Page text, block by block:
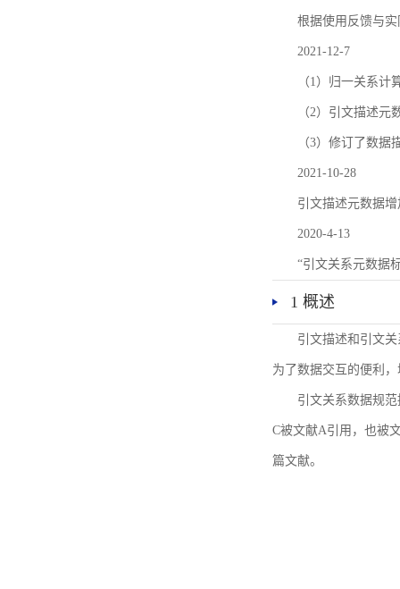
根据使用反馈与
2021-12-7
（1）归一关系
（2）引文描述元
（3）修订了数据
2021-10-28
引文描述元数据增
2020-4-13
“引文关系元数据
1 概述
引文描述和引文
为了数据交互的便利
引文关系数据规
C被文献A引用，也被
篇文献。